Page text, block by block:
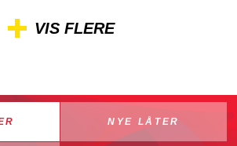
VIS FLERE
NYE LÅTER